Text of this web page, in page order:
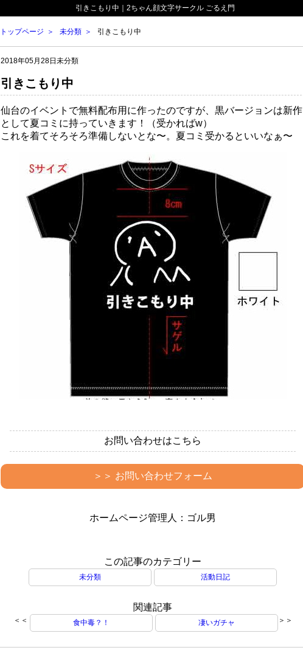
引きこもり中｜2ちゃん顔文字サークル ごるえ門
トップページ 未分類 引きこもり中
2018年05月28日 未分類
引きこもり中
仙台のイベントで無料配布用に作ったのですが、黒バージョンは新作
として夏コミに持っていきます！（受かればw）
これを着てそろそろ準備しないとな〜。夏コミ受かるといいなぁ〜
お問い合わせはこちら
＞＞ お問い合わせフォーム
ホームページ管理人：ゴル男
この記事のカテゴリー
未分類 活動日記
関連記事
＜＜ 食中毒？！ 凄いガチャ ＞＞